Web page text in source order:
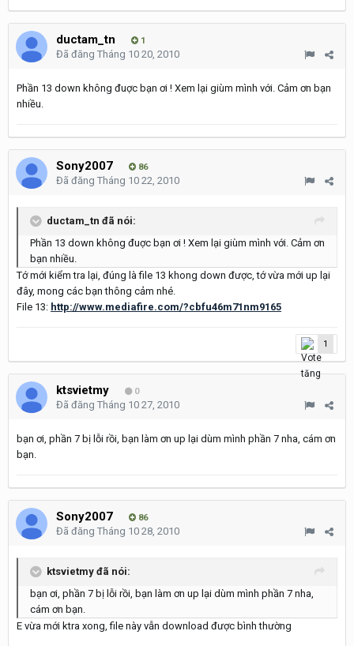
ductam_tn 1
Đã đăng Tháng 10 20, 2010
Phần 13 down không đuợc bạn ơi ! Xem lại giùm mình với. Cảm ơn bạn
nhiều.
Sony2007 86
Đã đăng Tháng 10 22, 2010
ductam_tn đã nói:
Phần 13 down không đuợc bạn ơi ! Xem lại giùm mình với. Cảm ơn
bạn nhiều.
Tớ mới kiểm tra lại, đúng là file 13 khong down được, tớ vừa mới up lại
đây, mong các bạn thông cảm nhé.
File 13: http://www.mediafire.com/?cbfu46m71nm9165
1
ktsvietmy 0
Đã đăng Tháng 10 27, 2010
bạn ơi, phần 7 bị lỗi rồi, bạn làm ơn up lại dùm mình phần 7 nha, cám ơn
bạn.
Sony2007 86
Đã đăng Tháng 10 28, 2010
ktsvietmy đã nói:
bạn ơi, phần 7 bị lỗi rồi, bạn làm ơn up lại dùm mình phần 7 nha,
cám ơn bạn.
E vừa mới ktra xong, file này vẫn download được bình thường